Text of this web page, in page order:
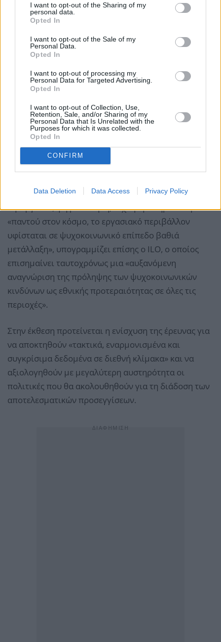
I want to opt-out of the Sharing of my
personal data.
Opted In
I want to opt-out of the Sale of my
Personal Data.
Opted In
I want to opt-out of processing my
Personal Data for Targeted Advertising.
Opted In
I want to opt-out of Collection, Use,
Retention, Sale, and/or Sharing of my
Personal Data that Is Unrelated with the
Purposes for which it was collected.
Opted In
CONFIRM
Data Deletion Data Access Privacy Policy
Τηλεργασία, ψηφιοποίηση, Τεχνητή Νοημοσύνη…:
«παντού στον κόσμο, το εργασιακό περιβάλλον
υφίσταται σε ψυχοκοινωνικό επίπεδο βαθιά
μετάλλαξη», υπογραμμίζει επίσης ο ILO, ο οποίος
επισημαίνει ταυτοχρόνως μια «αυξανόμενη
αναγνώριση της πρόληψης των ψυχοκοινωνικών
κινδύνων ως εθνικής προτεραιότητας σε όλες τις
περιοχές».
Στην έκθεση προτείνεται η ενίσχυση της έρευνας για
να αποκτηθούν «τακτικά, εναρμονισμένα και
συγκρίσιμα δεδομένα σε διεθνή κλίμακα» και να
αξιολογηθούν με μεγαλύτερη αυστηρότητα οι
πολιτικές που θα ακολουθηθούν για τη διάδοση των
αποτελεσματικών προσεγγίσεων.